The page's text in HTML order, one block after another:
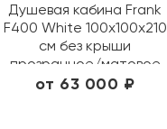
Душевая кабина Frank
F400 White 100х100х210
см без крыши
прозрачное/матовое
4000404/ 20007
от 63 000 ₽